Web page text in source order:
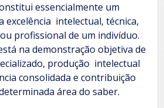
essencialmente um
excelência intelectual, técnica,
profissional de um indivíduo.
na demonstração objetiva de
produção intelectual
consolidada e contribuição
área do saber.